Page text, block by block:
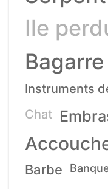
Ile
Bagarre
Instruments
Chat
Barbe